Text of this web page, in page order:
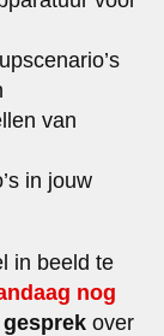
van
in jouw
in beeld te
nog
over